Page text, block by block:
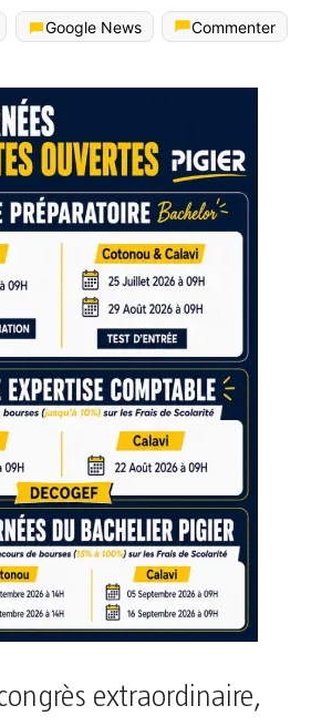
Google News
Commenter
extraordinaire,